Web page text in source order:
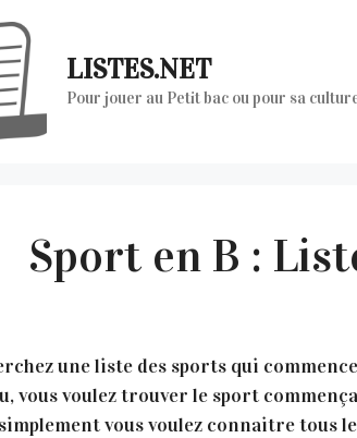
LISTES.NET
Pour jouer au Petit bac ou pour sa
Sport en B :
une liste des sports qui
vous voulez trouver le sport
vous voulez connaitre tous